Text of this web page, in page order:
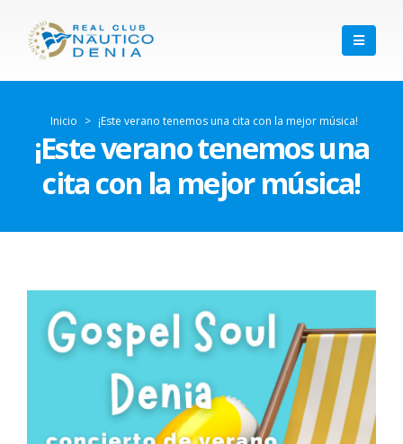
Inicio > ¡Este verano tenemos una cita con la mejor música!
¡Este verano tenemos una
cita con la mejor música!